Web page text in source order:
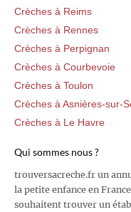
Crèches à Reims
Crèches à Rennes
Crèches à Perpignan
Crèches à Courbevoie
Crèches à Toulon
Crèches à Asnières-sur-
Crèches à Le Havre
Qui sommes nous ?
trouversacreche.fr un
la petite enfance en
souhaitent trouver un